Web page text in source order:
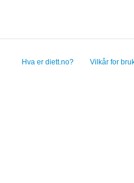
Hva er diett.no? Vilkår for